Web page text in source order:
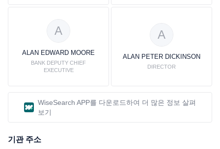
A
ALAN EDWARD MOORE
BANK DEPUTY CHIEF
EXECUTIVE
A
ALAN PETER DICKINSON
DIRECTOR
WiseSearch APP를 다운로드하여 더 많은 정보 살펴
보기
기관 주소